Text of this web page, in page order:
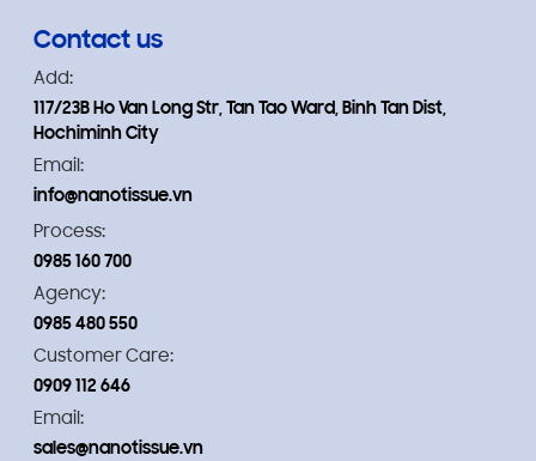
Contact us
Add:
117/23B Ho Van Long Str, Tan Tao Ward, Binh Tan Dist,
Hochiminh City
Email:
info@nanotissue.vn
Process:
0985 160 700
Agency:
0985 480 550
Customer Care:
0909 112 646
Email:
sales@nanotissue.vn